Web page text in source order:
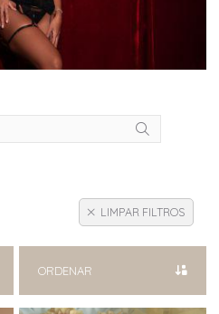
LIMPAR FILTROS
ORDENAR